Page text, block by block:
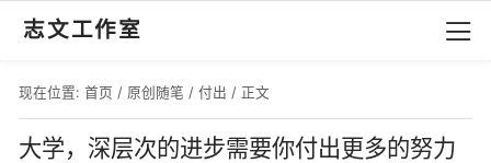
志文工作室
现在位置: 首页 / 原创随笔 / 付出 / 正文
大学，深层次的进步需要你付出更多的努力